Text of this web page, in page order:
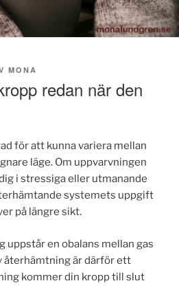
MONA
redan när den
för att kunna variera mellan
läge. Om uppvarvningen
i stressiga eller utmanande
systemets uppgift
på längre sikt.
uppstår en obalans mellan gas
återhämtning är därför ett
kommer din kropp till slut